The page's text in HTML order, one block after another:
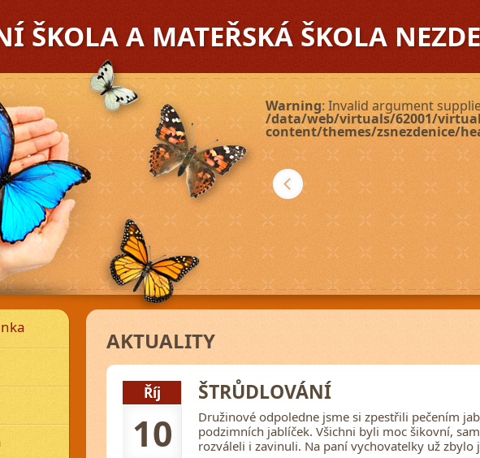
ŠKOLA A MATEŘSKÁ ŠKOLA
Další
Warning: Invalid argument
/data/web/virtuals/62001/
content/themes/zsnezdenice/
AKTUALITY
Říj
10
ŠTRŮDLOVÁNÍ
Družinové odpoledne jsme si zpestřili pečením
podzimních jablíček. Všichni byli moc šikovní,
rozváleli i zavinuli. Na paní vychovatelky už